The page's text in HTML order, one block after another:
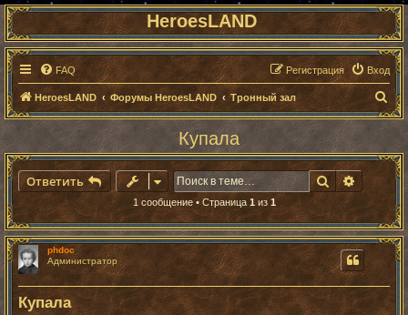
HeroesLAND
FAQ Вход
Регистрация
HeroesLAND Форумы HeroesLAND Тронный зал
П
о
с
Купала
Ответить Поиск
1 сообщение • Страница 1из 1
phdoc
Администратор
Купала